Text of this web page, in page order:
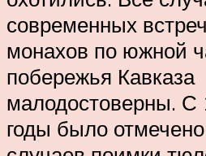
современных
монахов по южной
побережья Кавказа
малодостоверны. С
годы было